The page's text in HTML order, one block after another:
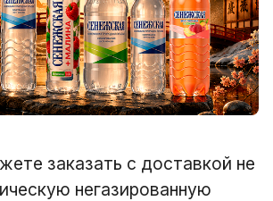
заказать с доставкой не
негазированную